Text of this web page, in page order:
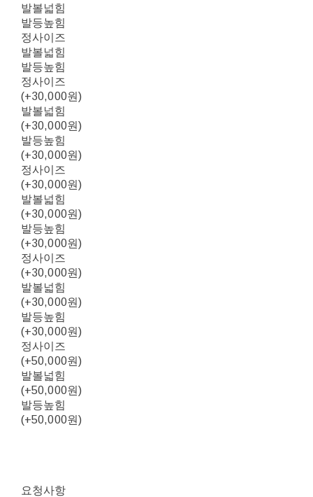
발볼넓힘
발등높힘
정사이즈
발볼넓힘
발등높힘
정사이즈
(+30,000원)
발볼넓힘
(+30,000원)
발등높힘
(+30,000원)
정사이즈
(+30,000원)
발볼넓힘
(+30,000원)
발등높힘
(+30,000원)
정사이즈
(+30,000원)
발볼넓힘
(+30,000원)
발등높힘
(+30,000원)
정사이즈
(+50,000원)
발볼넓힘
(+50,000원)
발등높힘
(+50,000원)
요청사항